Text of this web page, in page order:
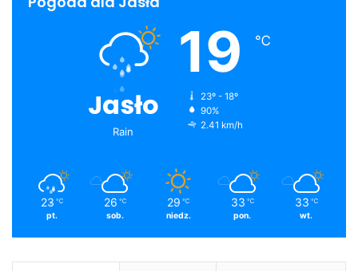
Jasło
Rain
19 ℃
23º - 18º
90%
2.41 km/h
23 ℃
pt.
26 ℃
sob.
29 ℃
niedz.
33 ℃
pon.
33 ℃
wt.